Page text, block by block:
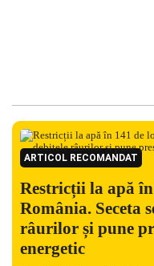
ARTICOL RECOMANDAT
Restricții la apă
România. Seceta
râurilor și pune
energetic